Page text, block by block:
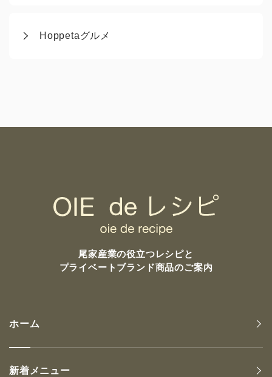
Hoppetaグルメ
尾家産業の役立つレシピと
プライベートブランド商品のご案内
ホーム
新着メニュー